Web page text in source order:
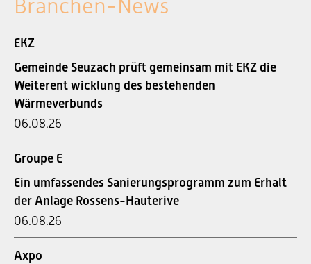
Branchen-News
EKZ
Gemeinde Seuzach prüft gemeinsam mit EKZ die
Weiterent wicklung des bestehenden
Wärmeverbunds
06.08.26
Groupe E
Ein umfassendes Sanierungsprogramm zum Erhalt
der Anlage Rossens-Hauterive
06.08.26
Axpo